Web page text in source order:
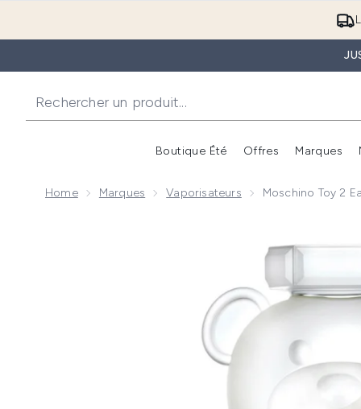
Boutique Été Offres Marques
Home Marques Vaporisateurs Moschino Toy 2